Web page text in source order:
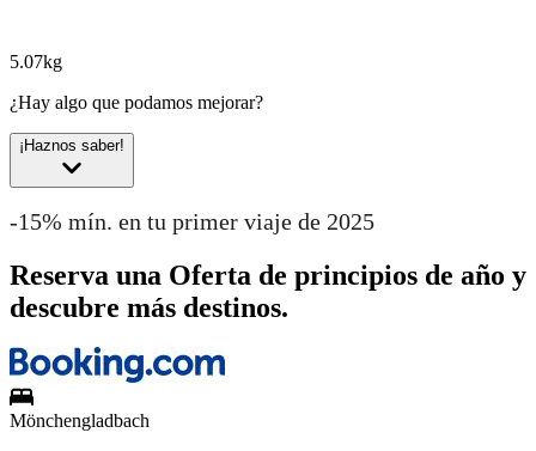
5.07kg
¿Hay algo que podamos mejorar?
¡Haznos saber!
-15% mín. en tu primer viaje de 2025
Reserva una Oferta de principios de año y
descubre más destinos.
Mönchengladbach